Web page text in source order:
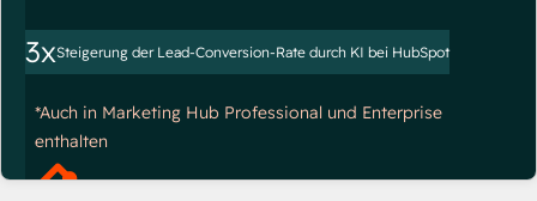
3xSteigerung der Lead-Conversion-Rate durch KI bei HubSpot
*Auch in Marketing Hub Professional und Enterprise
enthalten